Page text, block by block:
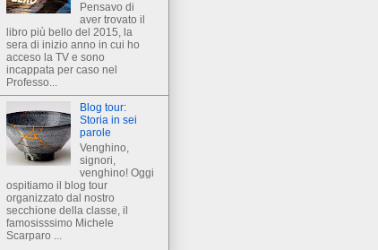
Pensavo di
aver trovato il
libro più bello del 2015, la
sera di inizio anno in cui ho
acceso la TV e sono
incappata per caso nel
Professo...
Blog tour:
Storia in sei
parole
Venghino,
signori,
venghino! Oggi
ospitiamo il blog tour
organizzato dal nostro
secchione della classe, il
famosisssimo Michele
Scarparo ...